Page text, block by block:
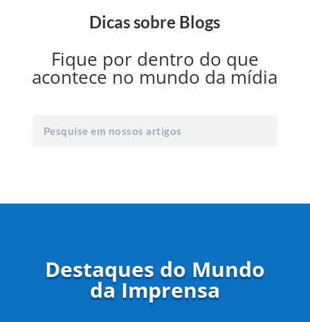
Dicas sobre Blogs
Fique por dentro do que
acontece no mundo da mídia
Destaques do Mundo
da Imprensa